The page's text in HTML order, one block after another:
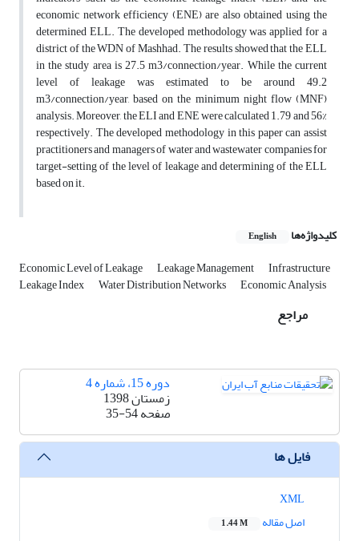
economic network efficiency (ENE) are also obtained using the
determined ELL. The developed methodology was applied for a
district of the WDN of Mashhad. The results showed that the ELL
in the study area is 27.5 m3/connection/year. While the current
level of leakage was estimated to be around 49.2
m3/connection/year, based on the minimum night flow (MNF)
analysis. Moreover, the ELI and ENE were calculated 1.79 and 56%
respectively. The developed methodology in this paper can assist
practitioners and managers of water and wastewater companies for
target-setting of the level of leakage and determining of the ELL
based on it.
کلیدواژه‌ها English
Economic Level of Leakage Leakage Management Infrastructure
Leakage Index Water Distribution Networks Economic Analysis
مراجع
دوره 15، شماره 4
زمستان 1398
صفحه35-54
فایل ها
اصل مقاله
1.44 M